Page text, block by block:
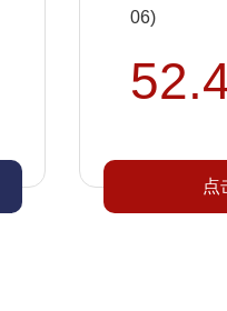
06)
点